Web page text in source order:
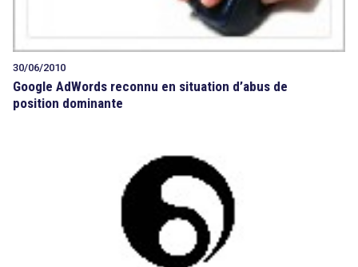
30/06/2010
Google AdWords reconnu en situation d’abus de
position dominante